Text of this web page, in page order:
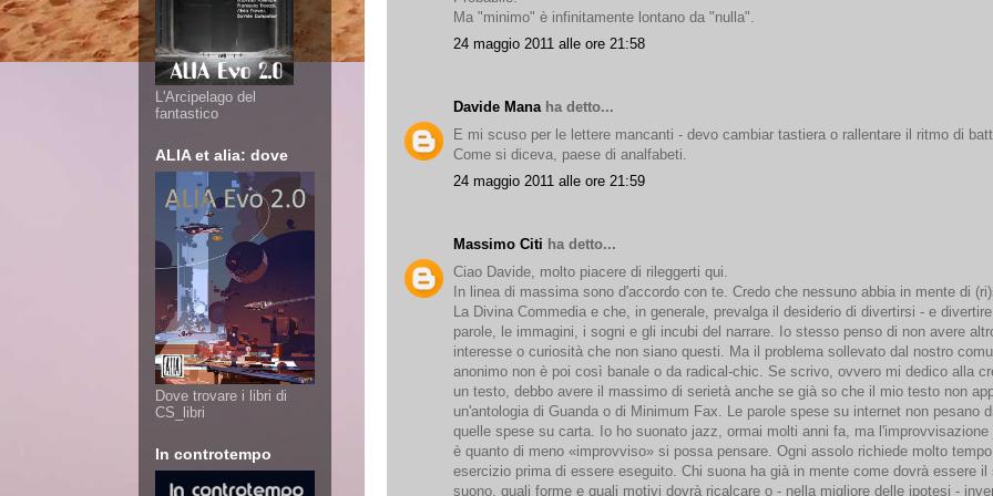
Ma "minimo" è infinitamente lontano da "nulla".
24 maggio 2011 alle ore 21:58
Davide Manaha detto...
E mi scuso per le lettere mancanti - devo cambiar tastiera o rallentare il ritmo di
Come si diceva, paese di analfabeti.
24 maggio 2011 alle ore 21:59
Massimo Citi ha detto...
Ciao Davide, molto piacere di rileggerti qui.
In linea di massima sono d'accordo con te. Credo che nessuno abbia in mente di
La Divina Commedia e che, in generale, prevalga il desiderio di divertirsi - e
parole, le immagini, i sogni e gli incubi del narrare. Io stesso penso di non avere
interesse o curiosità che non siano questi. Ma il problema sollevato dal nostro
anonimo non è poi così banale o da radical-chic. Se scrivo, ovvero mi dedico alla
un testo, debbo avere il massimo di serietà anche se già so che il mio testo non
un'antologia di Guanda o di Minimum Fax. Le parole spese su internet non pesano
quelle spese su carta. Io ho suonato jazz, ormai molti anni fa, ma
è quanto di meno «improvviso» si possa pensare. Ogni assolo richiede molto
esercizio prima di essere eseguito. Chi suona ha già in mente come dovrà essere il
suono, quali forme e quali motivi dovrà ricalcare o - nella migliore delle ipotesi -
L'Arcipelago del
fantastico
ALIA et alia: dove
Dove trovare i libri di
CS_libri
In controtempo